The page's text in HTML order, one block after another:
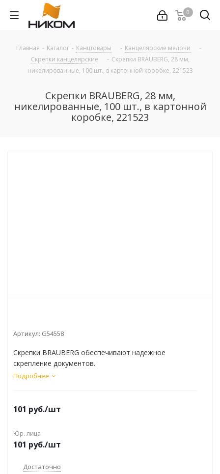
0
Главная - Каталог - Канцтовары - Канцелярские мелочи
-
Скрепки канцелярские
- Скрепки BRAUBERG, 28 мм,
никелированные, 100 шт., в картонной коробке, 221523
Скрепки BRAUBERG, 28 мм,
никелированные, 100 шт., в картонной
коробке, 221523
Артикул: G54558
Скрепки BRAUBERG обеспечивают надежное
скрепление документов.
Подробнее
101 руб./шт
Юр. лица
101 руб./шт
Достаточно